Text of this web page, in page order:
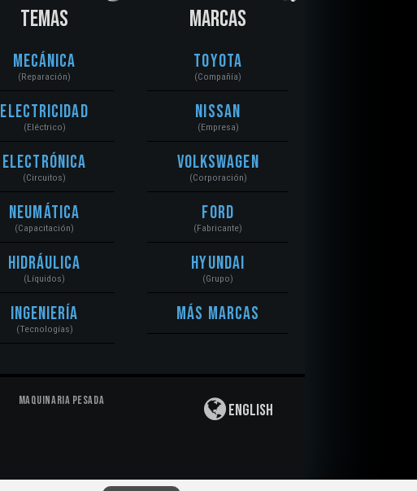
TEMAS
Mecánica
(Reparación)
Electricidad
(Eléctrico)
Electrónica
(Circuitos)
Neumática
(Capacitación)
Hidráulica
(Líquidos)
Ingeniería
(Tecnologías)
MARCAS
Toyota
(Compañía)
Nissan
(Empresa)
Volkswagen
(Corporación)
Ford
(Fabricante)
Hyundai
(Grupo)
Más Marcas
Maquinaria Pesada
English
|Derechos de Autor